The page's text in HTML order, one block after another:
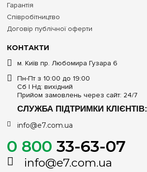
КОНТАКТИ
м. Київ пр. Любомира Гузара 6
Пн-Пт з 10:00 до 19:00
Сб | Нд: вихідний
Прийом замовлень через сайт: 24/7
СЛУЖБА ПІДТРИМКИ КЛІЄНТІВ:
info@e7.com.ua
0 800 33-63-07
info@e7.com.ua
Гарантія
Співробітництво
Договір публічної оферти